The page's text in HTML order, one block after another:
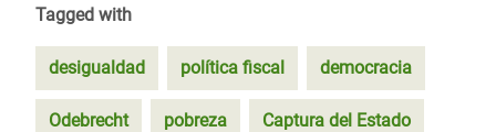
Tagged with
desigualdad política fiscal democracia
Odebrecht pobreza Captura del Estado